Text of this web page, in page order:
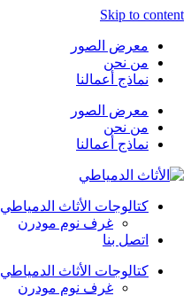
Skip to content
معرض الصور
من نحن
نماذج أعمالنا
معرض الصور
من نحن
نماذج أعمالنا
كتالوجات الأثاث الدمياطي 2025 – 2026
غرف نوم مودرن
اتصل بنا
كتالوجات الأثاث الدمياطي 2025 – 2026
غرف نوم مودرن